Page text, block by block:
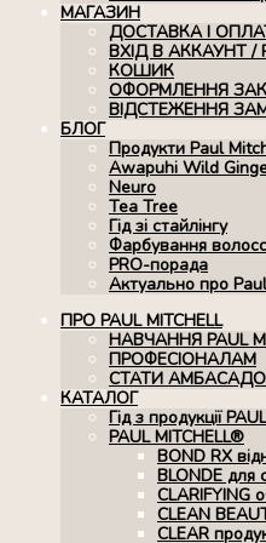
МАГАЗИН
ДОСТАВКА І
ВХІД В АККАУНТ /
КОШИК
ОФОРМЛЕННЯ
ВІДСТЕЖЕННЯ
БЛОГ
Продукти Paul
Awapuhi Wild
Neuro
Tea Tree
Гід зі стайлінгу
Фарбування
PRO-порада
Актуально про
ПРО PAUL MITCHELL
НАВЧАННЯ PAUL
ПРОФЕСІОНАЛАМ
СТАТИ
КАТАЛОГ
Гід з продукції
PAUL MITCHELL®
BOND RX
BLONDE для
CLARIFYING
CLEAN
CLEAR